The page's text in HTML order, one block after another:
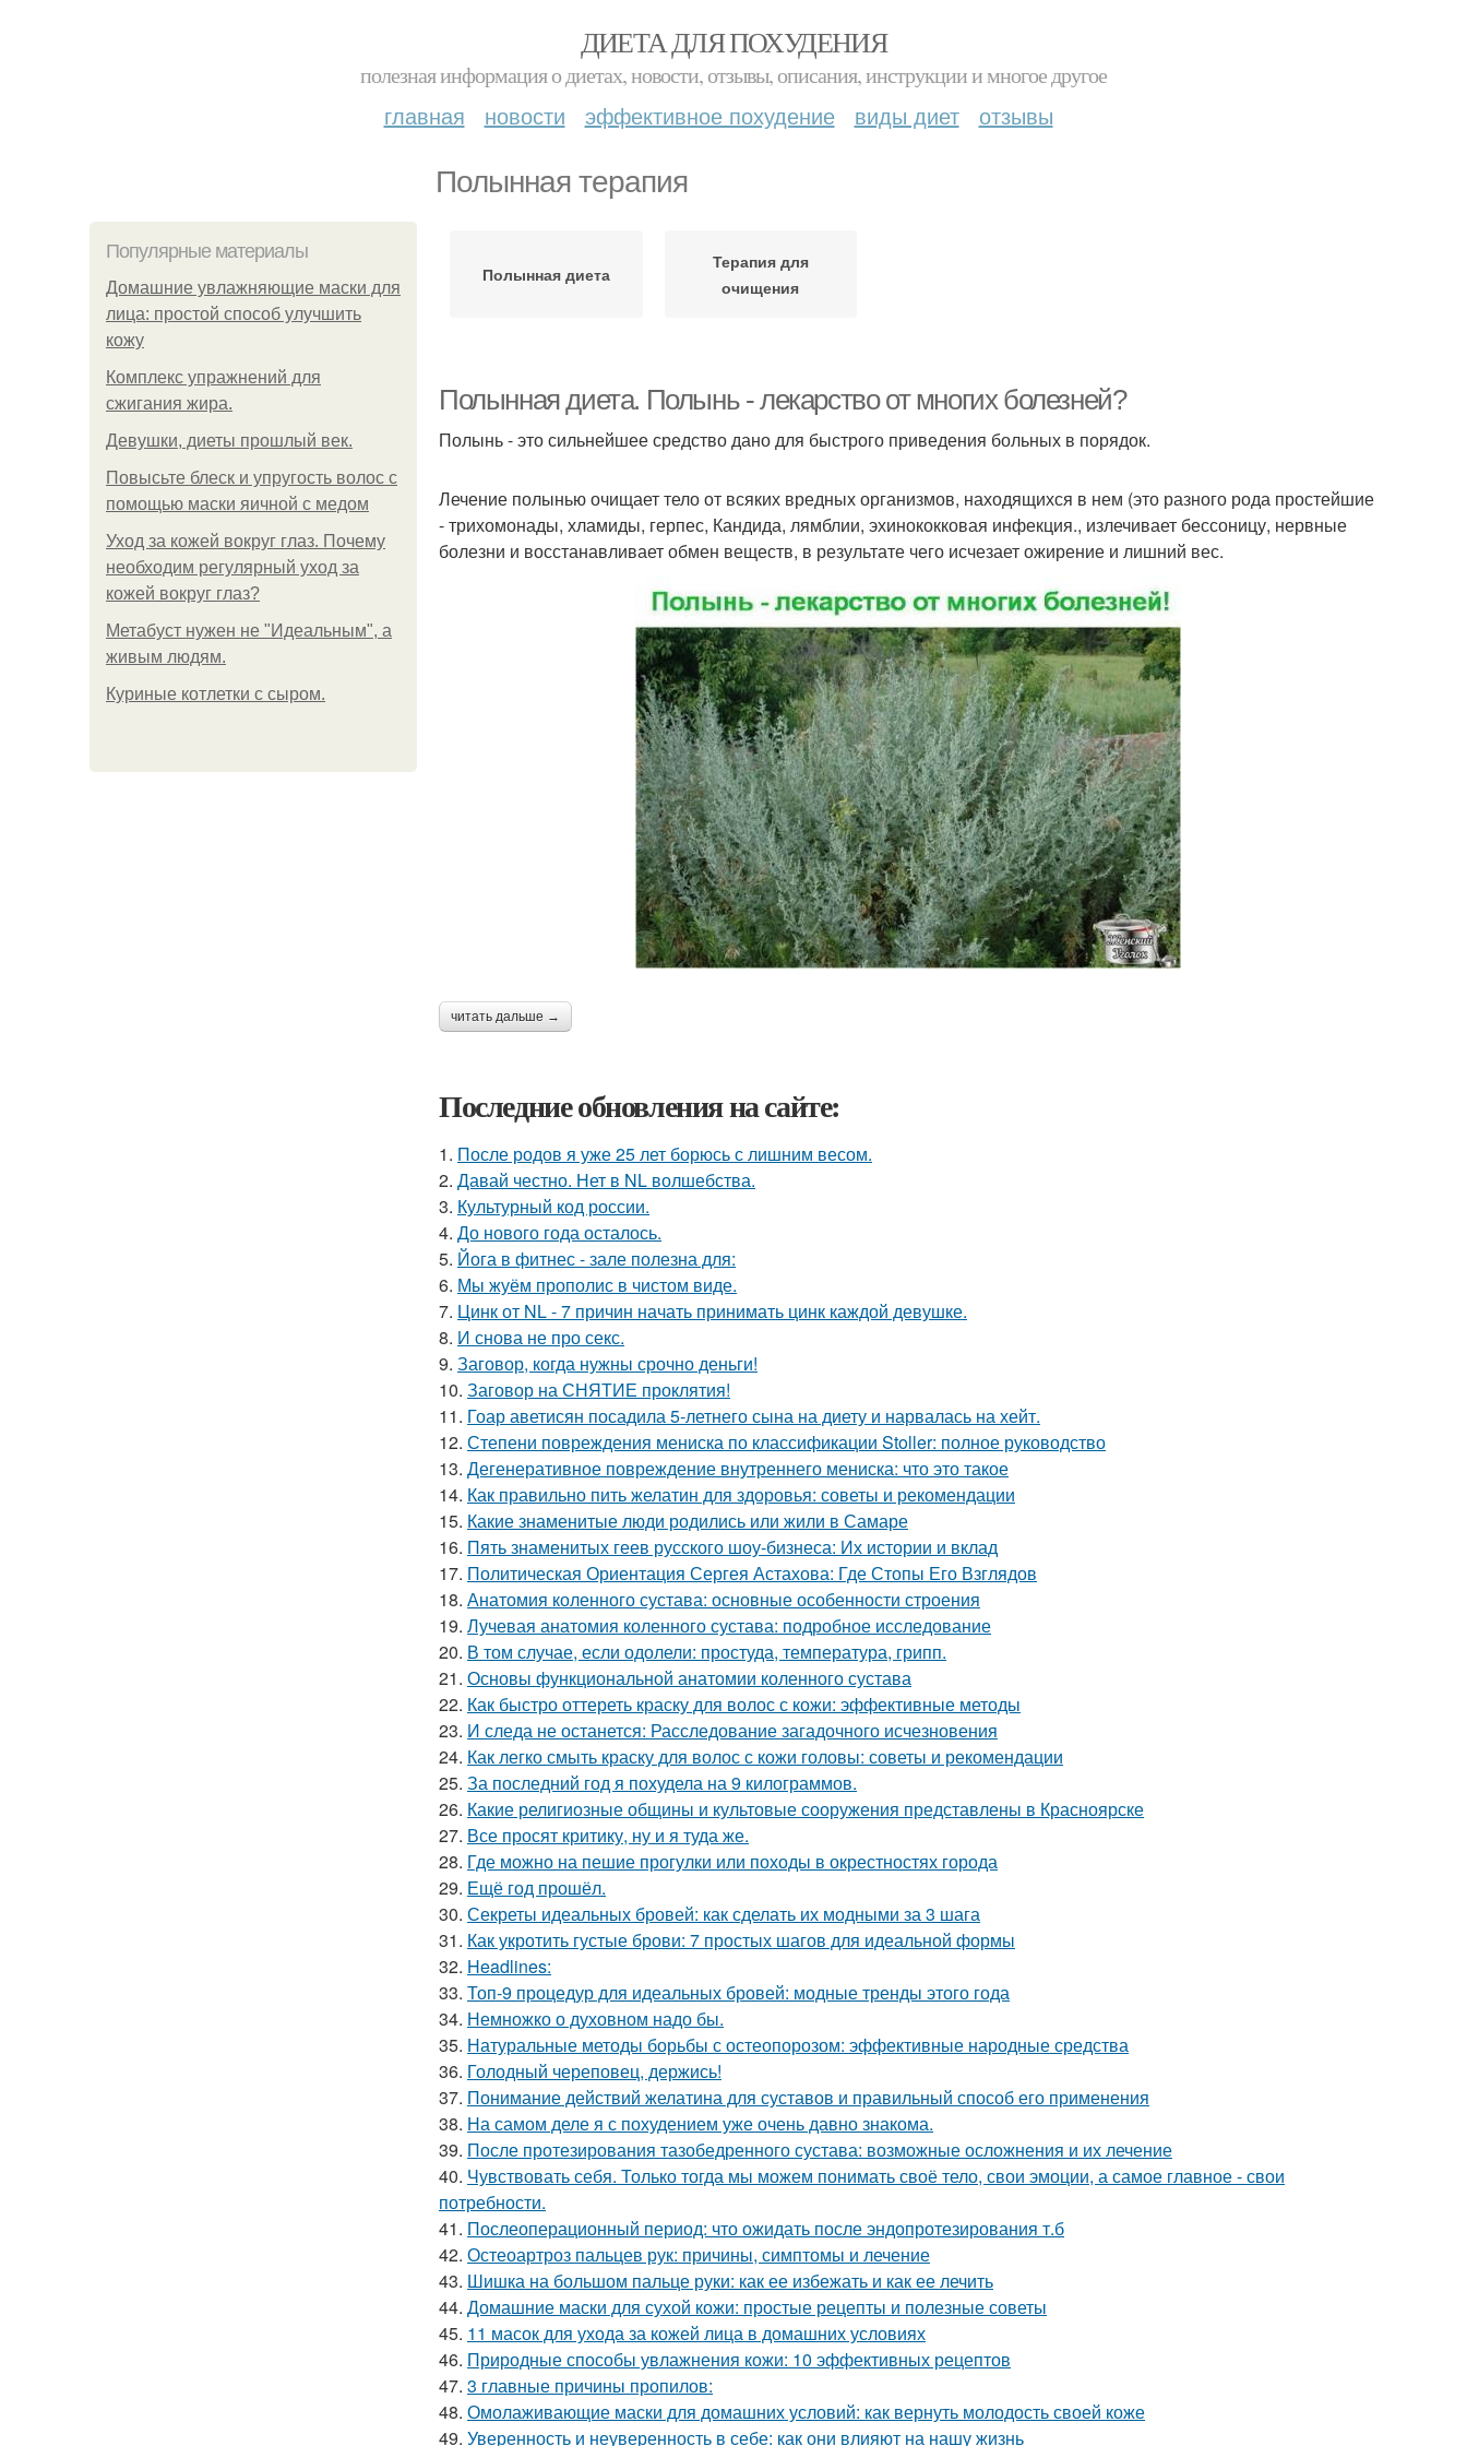
ДИЕТА ДЛЯ ПОХУДЕНИЯ
полезная информация о диетах, новости, отзывы, описания, инструкции и многое другое
главная новости эффективное похудение виды диет отзывы
Полынная терапия
Популярные материалы
Домашние увлажняющие маски для
лица: простой способ улучшить
кожу
Комплекс упражнений для
сжигания жира.
Девушки, диеты прошлый век.
Повысьте блеск и упругость волос с
помощью маски яичной с медом
Уход за кожей вокруг глаз. Почему
необходим регулярный уход за
кожей вокруг глаз?
Метабуст нужен не "Идеальным", а
живым людям.
Куриные котлетки с сыром.
Полынная диета
Терапия для
очищения
Полынная диета. Полынь - лекарство от многих болезней?
Полынь - это сильнейшее средство дано для быстрого приведения больных в порядок.
Лечение полынью очищает тело от всяких вредных организмов, находящихся в нем (это разного рода простейшие
- трихомонады, хламиды, герпес, Кандида, лямблии, эхинококковая инфекция., излечивает бессоницу, нервные
болезни и восстанавливает обмен веществ, в результате чего исчезает ожирение и лишний вес.
читать дальше →
Последние обновления на сайте:
1. После родов я уже 25 лет борюсь с лишним весом.
2. Давай честно. Нет в NL волшебства.
3. Культурный код россии.
4. До нового года осталось.
5. Йога в фитнес - зале полезна для:
6. Мы жуём прополис в чистом виде.
7. Цинк от NL - 7 причин начать принимать цинк каждой девушке.
8. И снова не про секс.
9. Заговор, когда нужны срочно деньги!
10. Заговор на СНЯТИЕ проклятия!
11. Гоар аветисян посадила 5-летнего сына на диету и нарвалась на хейт.
12. Степени повреждения мениска по классификации Stoller: полное руководство
13. Дегенеративное повреждение внутреннего мениска: что это такое
14. Как правильно пить желатин для здоровья: советы и рекомендации
15. Какие знаменитые люди родились или жили в Самаре
16. Пять знаменитых геев русского шоу-бизнеса: Их истории и вклад
17. Политическая Ориентация Сергея Астахова: Где Стопы Его Взглядов
18. Анатомия коленного сустава: основные особенности строения
19. Лучевая анатомия коленного сустава: подробное исследование
20. В том случае, если одолели: простуда, температура, грипп.
21. Основы функциональной анатомии коленного сустава
22. Как быстро оттереть краску для волос с кожи: эффективные методы
23. И следа не останется: Расследование загадочного исчезновения
24. Как легко смыть краску для волос с кожи головы: советы и рекомендации
25. За последний год я похудела на 9 килограммов.
26. Какие религиозные общины и культовые сооружения представлены в Красноярске
27. Все просят критику, ну и я туда же.
28. Где можно на пешие прогулки или походы в окрестностях города
29. Ещё год прошёл.
30. Секреты идеальных бровей: как сделать их модными за 3 шага
31. Как укротить густые брови: 7 простых шагов для идеальной формы
32. Headlines:
33. Топ-9 процедур для идеальных бровей: модные тренды этого года
34. Немножко о духовном надо бы.
35. Натуральные методы борьбы с остеопорозом: эффективные народные средства
36. Голодный череповец, держись!
37. Понимание действий желатина для суставов и правильный способ его применения
38. На самом деле я с похудением уже очень давно знакома.
39. После протезирования тазобедренного сустава: возможные осложнения и их лечение
40. Чувствовать себя. Только тогда мы можем понимать своё тело, свои эмоции, а самое главное - свои
потребности.
41. Послеоперационный период: что ожидать после эндопротезирования т.б
42. Остеоартроз пальцев рук: причины, симптомы и лечение
43. Шишка на большом пальце руки: как ее избежать и как ее лечить
44. Домашние маски для сухой кожи: простые рецепты и полезные советы
45. 11 масок для ухода за кожей лица в домашних условиях
46. Природные способы увлажнения кожи: 10 эффективных рецептов
47. 3 главные причины пропилов:
48. Омолаживающие маски для домашних условий: как вернуть молодость своей коже
49. Уверенность и неуверенность в себе: как они влияют на нашу жизнь